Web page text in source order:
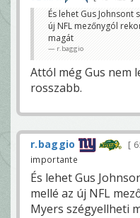
És lehet Gus Johnsont
új NFL mezőnygól
magát
r.baggio
Attól még Gus nem
rosszabb.
r.baggio
importante
És lehet Gus
mellé az új NFL
Myers szégyellheti